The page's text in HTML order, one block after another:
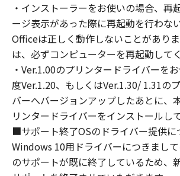
directly or indirectly, the
violation of any such laws,
regulations, or without all
approvals.
6. NO SUPPORT
NEITHER CANON, CANON'S
AFFILIATES, THEIR
DEALERS NOR CANON'S
RESPONSIBLE FOR
HELPING YOU TO USE THE
UPDATES, FIXES OR SUPPORTS
MADE AVAILABLE FOR THE
・インストーラーをお使いの場合、再
ージ表示があった際に再起動を行わな
Officeは正しく動作しないことがあり
は、必ずコンピューターを再起動して
・Ver.1.00のプリンタードライバーを
度Ver.1.20、もしくはVer.1.30/ 1.31の
バーへバージョンアップしたあとに、
リンタードライバーをインストールし
■サポート終了OSのドライバー提供に
Windows 10用ドライバーにつきまし
のサポートが既に終了しているため、